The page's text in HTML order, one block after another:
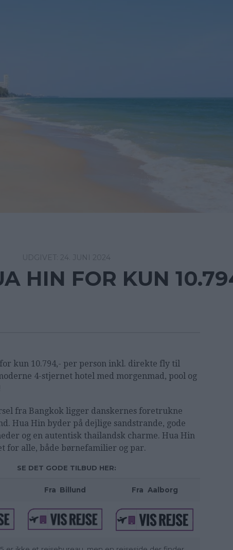
24. JUNI 2024
HIN FOR KUN
kun 10.794,- per person inkl. direkte fly til
4-stjernet hotel med morgenmad, pool og
fra Bangkok ligger danskernes foretrukne
Hua Hin byder på dejlige sandstrande, gode
og en autentisk thailandsk charme. Hua Hin
for alle, både børnefamilier og par.
SE DET GODE TILBUD HER:
Fra Billund Fra Aalborg